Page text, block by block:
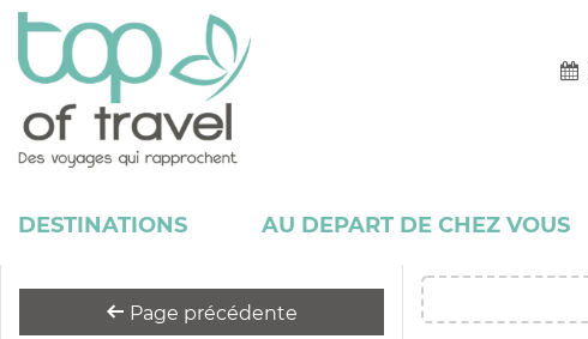
DESTINATIONS AU DEPART DE CHEZ VOUS
Page précédente